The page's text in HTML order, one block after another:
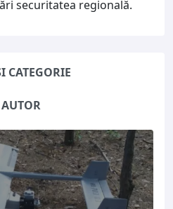
securitatea regională.
ACEEAȘI CATEGORIE
ARTICOLE DE ACELAȘI AUTOR